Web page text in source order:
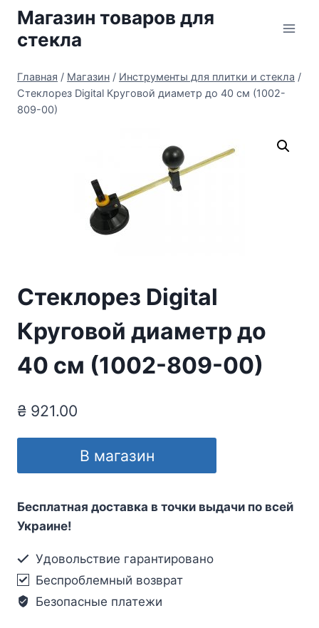
Перейти
содержимому
Магазин товаров для
стекла
Главная / Магазин / Инструменты для плитки и стекла /
Стеклорез Digital Круговой диаметр до 40 см (1002-
809-00)
Стеклорез Digital
Круговой диаметр до
40 см (1002-809-00)
₴ 921.00
В магазин
Бесплатная доставка в точки выдачи по всей
Украине!
Удовольствие гарантировано
Беспроблемный возврат
Безопасные платежи